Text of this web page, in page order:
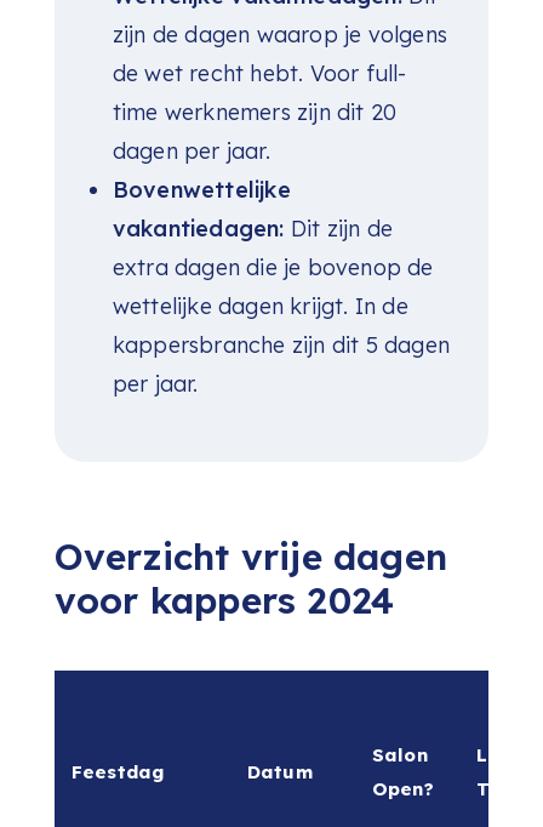
zijn de dagen waarop je volgens
de wet recht hebt. Voor full-
time werknemers zijn dit 20
dagen per jaar.
Bovenwettelijke
vakantiedagen: Dit zijn de
extra dagen die je bovenop de
wettelijke dagen krijgt. In de
kappersbranche zijn dit 5 dagen
per jaar.
Overzicht vrije dagen
voor kappers 2024
Feestdag Datum
Salon
Open?
Loon